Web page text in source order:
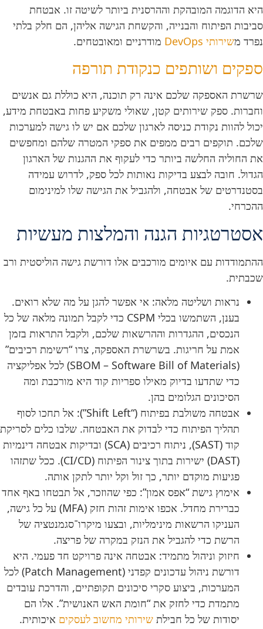
היא הדוגמה המובהקת וההרסנית ביותר לשיטה זו. אבטחת
סביבות הפיתוח והבנייה, והקשחת הגישה אליהן, הם חלק בלתי
נפרד משירותי DevOps מודרניים ומאובטחים.
ספקים ושותפים כנקודת תורפה
שרשרת האספקה שלכם אינה רק תוכנה, היא כוללת גם אנשים
וחברות. ספק שירותים קטן, שאולי משקיע פחות באבטחת מידע,
יכול להוות נקודת כניסה לארגון שלכם אם יש לו גישה למערכות
שלכם. תוקפים רבים ממפים את ספקי המטרה שלהם ומחפשים
את החוליה החלשה ביותר כדי לעקוף את ההגנות של הארגון
הגדול. חובה לבצע בדיקות נאותות לכל ספק, לדרוש עמידה
בסטנדרטים של אבטחה, ולהגביל את הגישה שלו למינימום
ההכרחי.
אסטרטגיות הגנה והמלצות מעשיות
ההתמודדות עם איומים מורכבים אלו דורשת גישה הוליסטית ורב
שכבתית.
נראות ושליטה מלאה: אי אפשר להגן על מה שלא רואים.
בענן, השתמשו בכלי CSPM כדי לקבל תמונה מלאה של כל
הנכסים, ההגדרות וההרשאות שלכם, ולקבל התראות בזמן
אמת על חריגות. בשרשרת האספקה, צרו “רשימת רכיבים”
(SBOM – Software Bill of Materials) לכל אפליקציה
כדי שתדעו בדיוק מאילו ספריות קוד היא מורכבת ומה
הסיכונים הגלומים בהן.
אבטחה משולבת בפיתוח (“Shift Left”):
אל תחכו לסוף
תהליך הפיתוח כדי לבדוק את האבטחה. שלבו כלים לסריקת
קוד (SAST), ניתוח רכיבים (SCA) ובדיקות אבטחה דינמיות
(DAST) ישירות בתוך צינור הפיתוח (CI/CD). ככל שתזהו
פגיעות מוקדם יותר, כך זול וקל יותר לתקן אותה.
אימוץ גישת “אפס אמון”: כפי שהוזכר, אל תבטחו באף אחד
כברירת מחדל. אכפו אימות זהות חזק (MFA) על כל גישה,
העניקו הרשאות מינימליות, ובצעו מיקרו־סגמנטציה של
הרשת כדי להגביל את הנזק במקרה של פריצה.
חיזוק וניהול מתמיד: אבטחה אינה פרויקט חד פעמי. היא
דורשת ניהול עדכונים קפדני (Patch Management) לכל
המערכות, ביצוע סקרי סיכונים תקופתיים, והדרכת עובדים
מתמדת כדי לחזק את “חומת האש האנושית”. אלו הם
יסודות של כל חבילת שירותי מחשוב לעסקים איכותית.